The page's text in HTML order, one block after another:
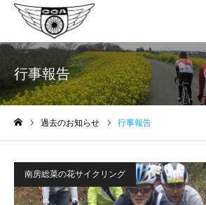
行事報告
過去のお知らせ 行事報告
南房総菜の花サイクリング